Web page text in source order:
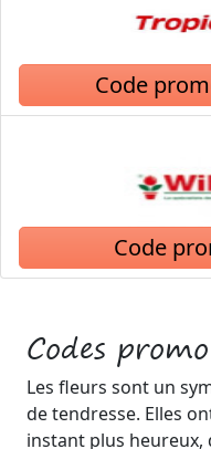
Codes
Les fleurs sont un
de tendresse. Elles
instant plus heureux,
Code
Code